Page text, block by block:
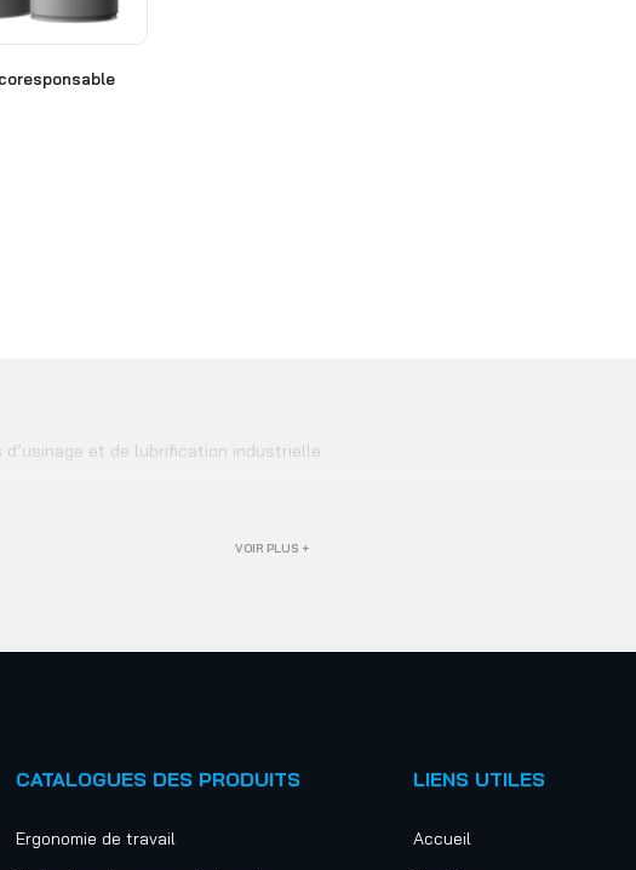
et de lubrification industrielle.
VOIR PLUS +
CATALOGUES DES PRODUITS
Ergonomie de travail
LIENS UTILES
Accueil